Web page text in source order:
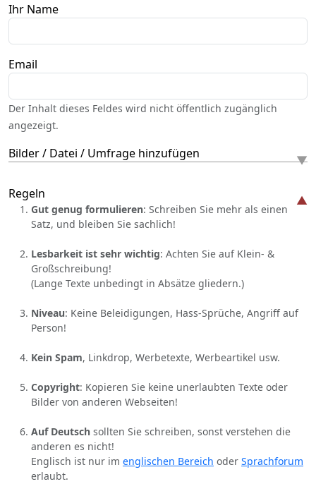
Ihr Name
Email
Der Inhalt dieses Feldes wird nicht öffentlich zugänglich
angezeigt.
Bilder / Datei / Umfrage hinzufügen
Regeln
Gut genug formulieren: Schreiben Sie mehr als einen
Satz, und bleiben Sie sachlich!
Lesbarkeit ist sehr wichtig: Achten Sie auf Klein- &
Großschreibung!
(Lange Texte unbedingt in Absätze gliedern.)
Niveau: Keine Beleidigungen, Hass-Sprüche, Angriff auf
Person!
Kein Spam, Linkdrop, Werbetexte, Werbeartikel usw.
Copyright: Kopieren Sie keine unerlaubten Texte oder
Bilder von anderen Webseiten!
Auf Deutsch sollten Sie schreiben, sonst verstehen die
anderen es nicht!
Englisch ist nur im englischen Bereich oder Sprachforum
erlaubt.